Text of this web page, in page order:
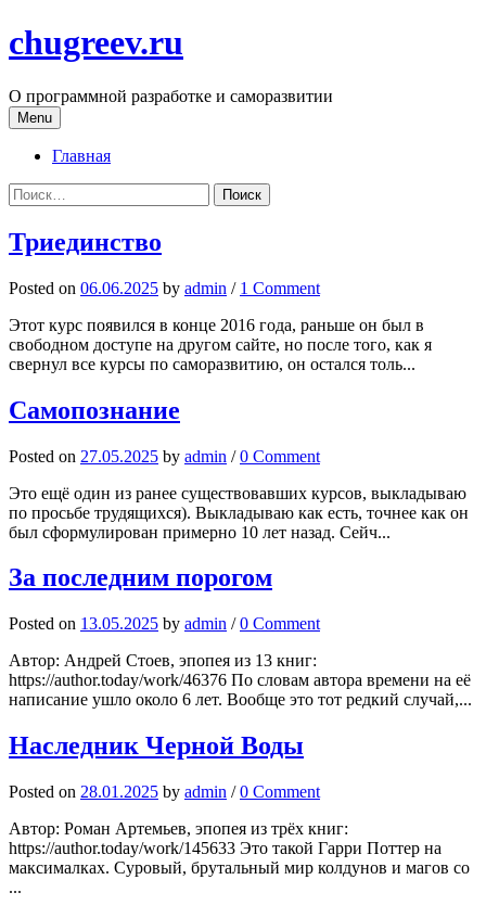
Skip
to
chugreev.ru
О программной разработке и саморазвитии
Menu
Главная
Найти:
Триединство
Posted on 06.06.2025 by admin / 1 Comment
Этот курс появился в конце 2016 года, раньше он был в
свободном доступе на другом сайте, но после того, как я
свернул все курсы по саморазвитию, он остался толь...
Самопознание
Posted on 27.05.2025 by admin /0 Comment
Это ещё один из ранее существовавших курсов, выкладываю
по просьбе трудящихся). Выкладываю как есть, точнее как он
был сформулирован примерно 10 лет назад. Сейч...
За последним порогом
Posted on 13.05.2025 by admin /0 Comment
Автор: Андрей Стоев, эпопея из 13 книг:
https://author.today/work/46376 По словам автора времени на её
написание ушло около 6 лет. Вообще это тот редкий случай,...
Наследник Черной Воды
Posted on 28.01.2025 by admin /0 Comment
Автор: Роман Артемьев, эпопея из трёх книг:
https://author.today/work/145633 Это такой Гарри Поттер на
максималках. Суровый, брутальный мир колдунов и магов со
...